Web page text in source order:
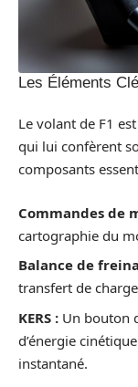
Les Éléments
Le volant de F1
qui lui confèrent
composants
Commandes de
cartographie du
Balance de
transfert de
KERS : Un bouton
d’énergie
instantané.